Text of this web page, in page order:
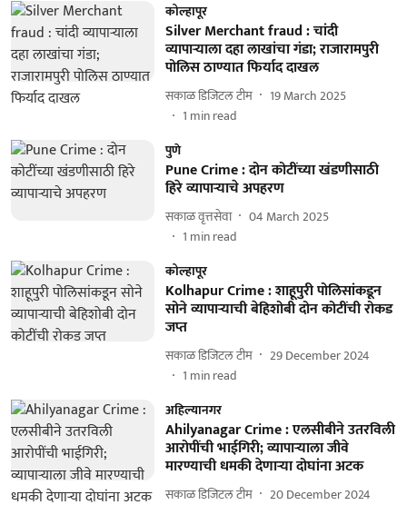
कोल्हापूर
Silver Merchant fraud : चांदी
व्यापाऱ्याला दहा लाखांचा गंडा; राजारामपुरी
पोलिस ठाण्यात फिर्याद दाखल
सकाळ डिजिटल टीम
19 March 2025
1 min read
पुणे
Pune Crime : दोन कोटींच्या खंडणीसाठी
हिरे व्यापाऱ्याचे अपहरण
सकाळ वृत्तसेवा
04 March 2025
1 min read
कोल्हापूर
Kolhapur Crime : शाहूपुरी पोलिसांकडून
सोने व्यापाऱ्याची बेहिशोबी दोन कोटींची रोकड
जप्त
सकाळ डिजिटल टीम
29 December 2024
1 min read
अहिल्यानगर
Ahilyanagar Crime : एलसीबीने उतरविली
आरोपींची भाईगिरी; व्यापाऱ्याला जीवे
मारण्याची धमकी देणाऱ्या दोघांना अटक
सकाळ डिजिटल टीम
20 December 2024